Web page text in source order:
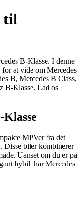
til
B-Klasse. I denne
at vide om Mercedes
B, Mercedes B Class,
B-Klasse. Lad os
MPVer fra det
Disse biler kombinerer
Uanset om du er på
bybil, har Mercedes